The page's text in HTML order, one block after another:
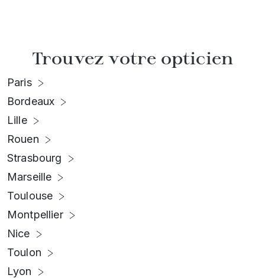
Trouvez votre opticien
Paris
Bordeaux
Lille
Rouen
Strasbourg
Marseille
Toulouse
Montpellier
Nice
Toulon
Lyon